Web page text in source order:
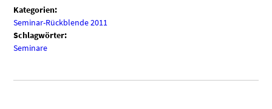
Kategorien:
Seminar-Rückblende 2011
Schlagwörter:
Seminare